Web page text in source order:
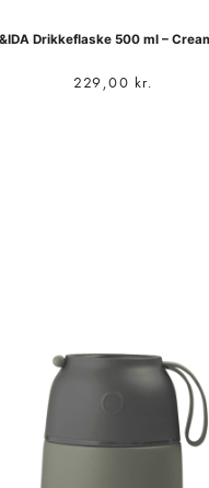
Drikkeflaske 500 ml –
229,00 kr.